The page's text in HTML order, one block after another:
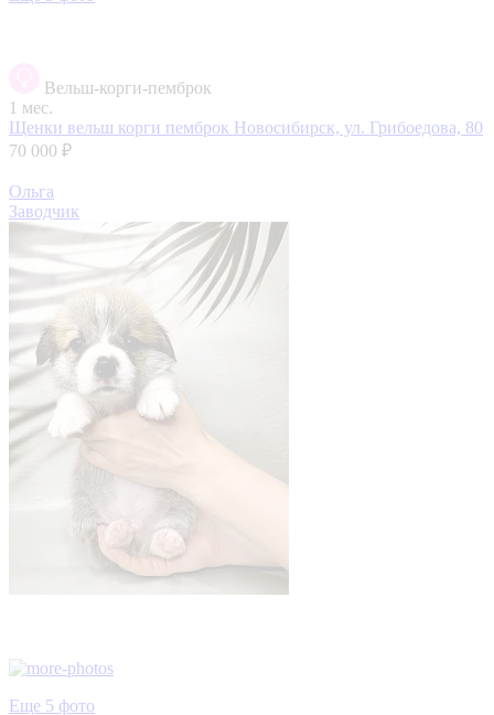
Вельш-корги-пемброк
1 мес.
Щенки вельш корги пемброк Новосибирск, ул. Грибоедова, 80
70 000 ₽
Ольга
Заводчик
Еще 5 фото